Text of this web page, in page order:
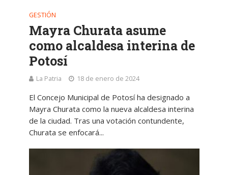
GESTIÓN
Mayra Churata asume
como alcaldesa interina de
Potosí
La Patria 18 de enero de 2024
El Concejo Municipal de Potosí ha designado a
Mayra Churata como la nueva alcaldesa interina
de la ciudad. Tras una votación contundente,
Churata se enfocará...